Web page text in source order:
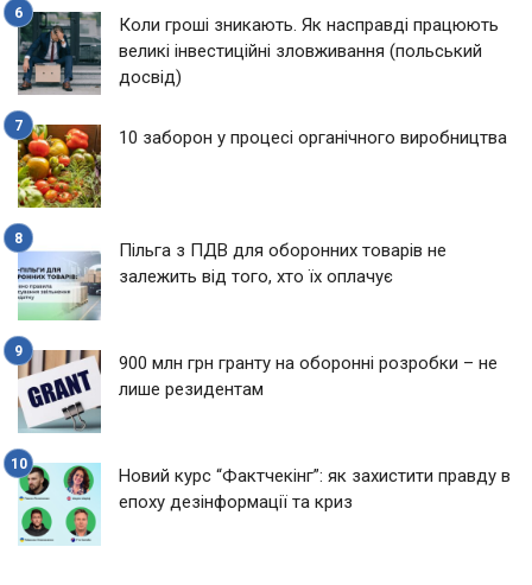
Коли гроші зникають. Як насправді працюють
великі інвестиційні зловживання (польський
досвід)
10 заборон у процесі органічного виробництва
Пільга з ПДВ для оборонних товарів не
залежить від того, хто їх оплачує
900 млн грн гранту на оборонні розробки – не
лише резидентам
Новий курс “Фактчекінг”: як захистити правду в
епоху дезінформації та криз